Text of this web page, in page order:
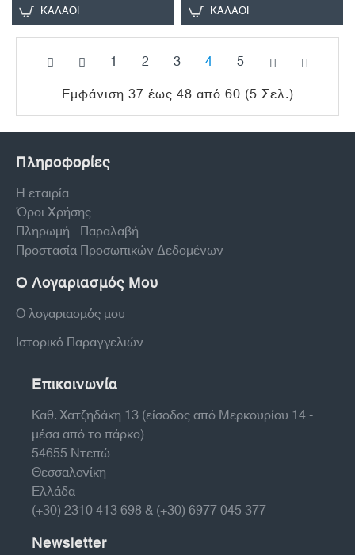
ΚΑΛΆΘΙ ΚΑΛΆΘΙ
1 2 3 4
5
Εμφάνιση 37 έως 48 από 60 (5 Σελ.)
Πληροφορίες
Η εταιρία
Όροι Χρήσης
Πληρωμή - Παραλαβή
Προστασία Προσωπικών Δεδομένων
Ο Λογαριασμός Μου
Ο λογαριασμός μου
Ιστορικό Παραγγελιών
Επικοινωνία
Καθ. Χατζηδάκη 13 (είσοδος από Μερκουρίου 14 -
μέσα από το πάρκο)
54655 Ντεπώ
Θεσσαλονίκη
Ελλάδα
(+30) 2310 413 698 & (+30) 6977 045 377
Newsletter